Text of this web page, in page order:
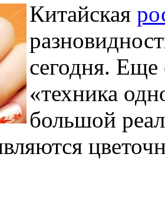
Китайская
сегодня. Еще
«техника
большой